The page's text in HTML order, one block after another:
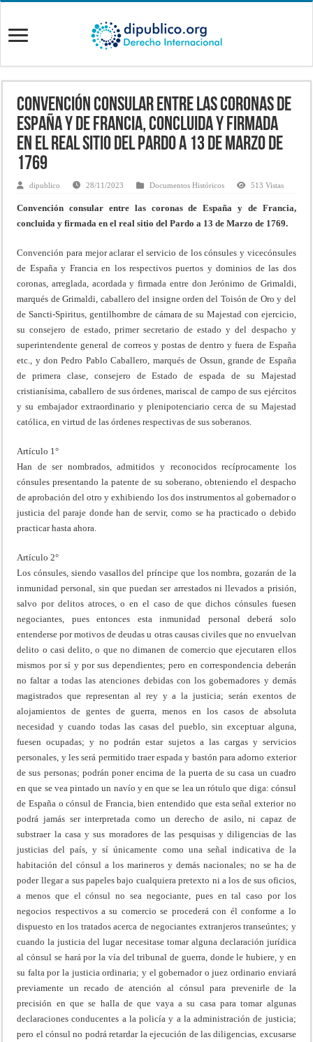
Convención consular entre las coronas de
España y de Francia, concluida y firmada
en el real sitio del Pardo a 13 de Marzo de
1769
dipublico 28/11/2023 Documentos Históricos 513 Vistas
Convención consular entre las coronas de España y de Francia,
concluida y firmada en el real sitio del Pardo a 13 de Marzo de 1769.
Convención para mejor aclarar el servicio de los cónsules y vicecónsules
de España y Francia en los respectivos puertos y dominios de las dos
coronas, arreglada, acordada y firmada entre don Jerónimo de Grimaldi,
marqués de Grimaldi, caballero del insigne orden del Toisón de Oro y del
de Sancti-Spiritus, gentilhombre de cámara de su Majestad con ejercicio,
su consejero de estado, primer secretario de estado y del despacho y
superintendente general de correos y postas de dentro y fuera de España
etc., y don Pedro Pablo Caballero, marqués de Ossun, grande de España
de primera clase, consejero de Estado de espada de su Majestad
cristianísima, caballero de sus órdenes, mariscal de campo de sus ejércitos
y su embajador extraordinario y plenipotenciario cerca de su Majestad
católica, en virtud de las órdenes respectivas de sus soberanos.
Artículo 1°
Han de ser nombrados, admitidos y reconocidos recíprocamente los
cónsules presentando la patente de su soberano, obteniendo el despacho
de aprobación del otro y exhibiendo los dos instrumentos al gobernador o
justicia del paraje donde han de servir, como se ha practicado o debido
practicar hasta ahora.
Artículo 2°
Los cónsules, siendo vasallos del príncipe que los nombra, gozarán de la
inmunidad personal, sin que puedan ser arrestados ni llevados a prisión,
salvo por delitos atroces, o en el caso de que dichos cónsules fuesen
negociantes, pues entonces esta inmunidad personal deberá solo
entenderse por motivos de deudas u otras causas civiles que no envuelvan
delito o casi delito, o que no dimanen de comercio que ejecutaren ellos
mismos por sí y por sus dependientes; pero en correspondencia deberán
no faltar a todas las atenciones debidas con los gobernadores y demás
magistrados que representan al rey y a la justicia; serán exentos de
alojamientos de gentes de guerra, menos en los casos de absoluta
necesidad y cuando todas las casas del pueblo, sin exceptuar alguna,
fuesen ocupadas; y no podrán estar sujetos a las cargas y servicios
personales, y les será permitido traer espada y bastón para adorno exterior
de sus personas; podrán poner encima de la puerta de su casa un cuadro
en que se vea pintado un navío y en que se lea un rótulo que diga: cónsul
de España o cónsul de Francia, bien entendido que esta señal exterior no
podrá jamás ser interpretada como un derecho de asilo, ni capaz de
substraer la casa y sus moradores de las pesquisas y diligencias de las
justicias del país, y sí únicamente como una señal indicativa de la
habitación del cónsul a los marineros y demás nacionales; no se ha de
poder llegar a sus papeles bajo cualquiera pretexto ni a los de sus oficios,
a menos que el cónsul no sea negociante, pues en tal caso por los
negocios respectivos a su comercio se procederá con él conforme a lo
dispuesto en los tratados acerca de negociantes extranjeros transeúntes; y
cuando la justicia del lugar necesitase tomar alguna declaración jurídica
al cónsul se hará por la vía del tribunal de guerra, donde le hubiere, y en
su falta por la justicia ordinaria; y el gobernador o juez ordinario enviará
previamente un recado de atención al cónsul para prevenirle de la
precisión en que se halla de que vaya a su casa para tomar algunas
declaraciones conducentes a la policía y a la administración de justicia;
pero el cónsul no podrá retardar la ejecución de las diligencias, excusarse